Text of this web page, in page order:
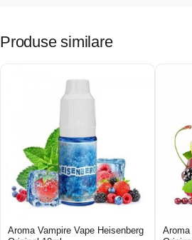
Produse similare
Aroma Vampire Vape Heisenberg
Aroma